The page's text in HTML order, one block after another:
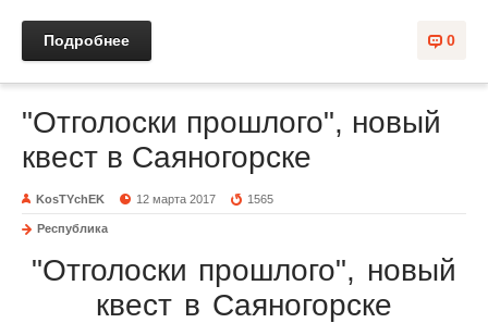
0
Подробнее
"Отголоски прошлого", новый
квест в Саяногорске
KosTYchEK 12 марта 2017 1565
Республика
"Отголоски прошлого", новый
квест в Саяногорске